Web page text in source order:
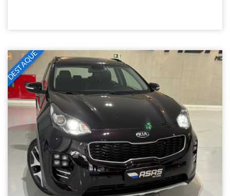
DESTAQUE